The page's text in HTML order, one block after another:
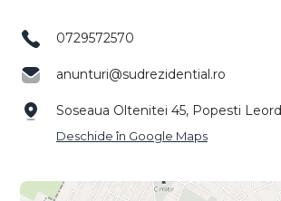
0729572570
anunturi@sudrezidential.ro
Soseaua Oltenitei 45, Popesti
Deschide în Google Maps